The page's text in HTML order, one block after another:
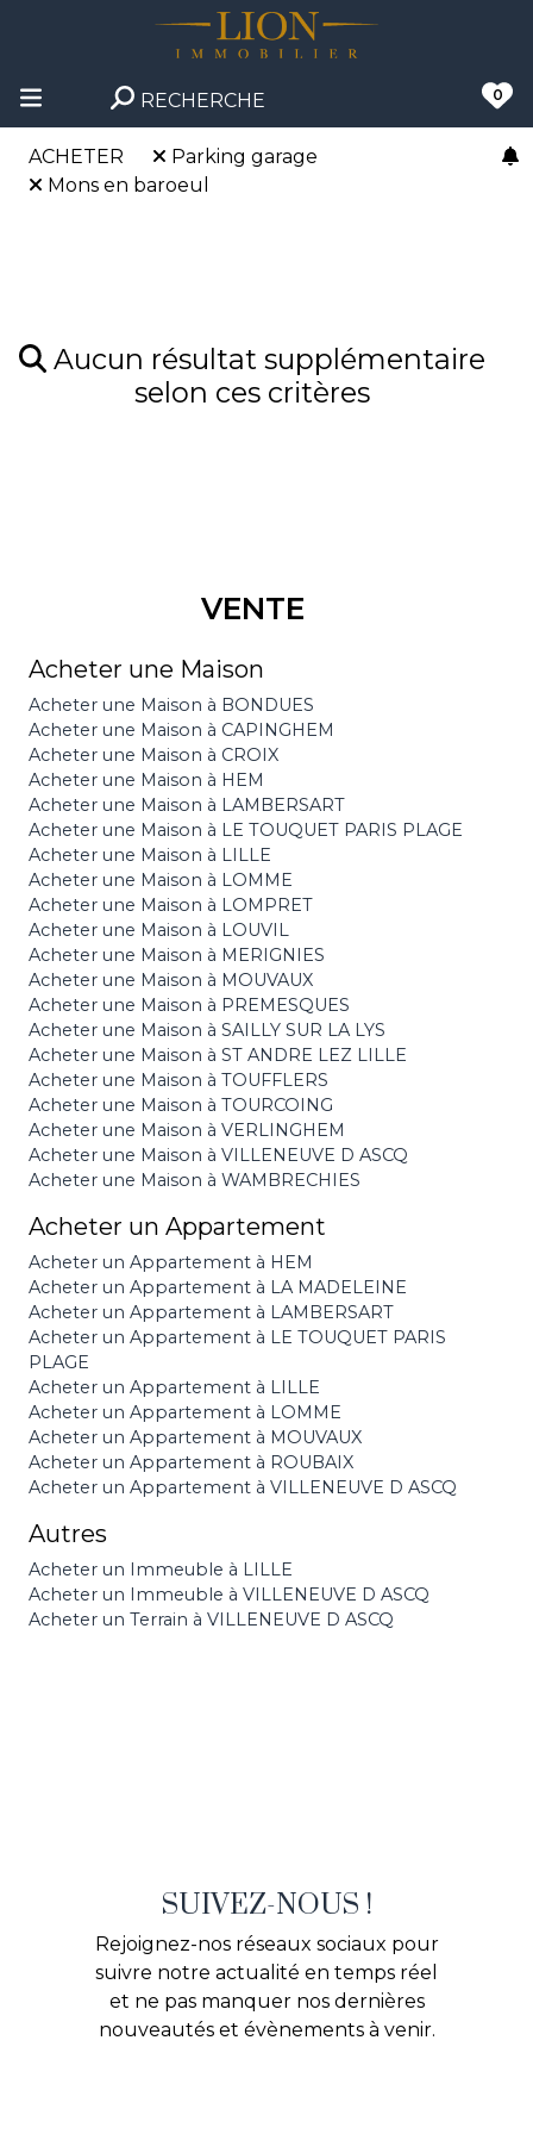
RECHERCHE 0
ACHETER
Parking garage
Mons en baroeul
Aucun résultat supplémentaire
selon ces critères
VENTE
Acheter une Maison
Acheter une Maison à BONDUES
Acheter une Maison à CAPINGHEM
Acheter une Maison à CROIX
Acheter une Maison à HEM
Acheter une Maison à LAMBERSART
Acheter une Maison à LE TOUQUET PARIS PLAGE
Acheter une Maison à LILLE
Acheter une Maison à LOMME
Acheter une Maison à LOMPRET
Acheter une Maison à LOUVIL
Acheter une Maison à MERIGNIES
Acheter une Maison à MOUVAUX
Acheter une Maison à PREMESQUES
Acheter une Maison à SAILLY SUR LA LYS
Acheter une Maison à ST ANDRE LEZ LILLE
Acheter une Maison à TOUFFLERS
Acheter une Maison à TOURCOING
Acheter une Maison à VERLINGHEM
Acheter une Maison à VILLENEUVE D ASCQ
Acheter une Maison à WAMBRECHIES
Acheter un Appartement
Acheter un Appartement à HEM
Acheter un Appartement à LA MADELEINE
Acheter un Appartement à LAMBERSART
Acheter un Appartement à LE TOUQUET PARIS
PLAGE
Acheter un Appartement à LILLE
Acheter un Appartement à LOMME
Acheter un Appartement à MOUVAUX
Acheter un Appartement à ROUBAIX
Acheter un Appartement à VILLENEUVE D ASCQ
Autres
Acheter un Immeuble à LILLE
Acheter un Immeuble à VILLENEUVE D ASCQ
Acheter un Terrain à VILLENEUVE D ASCQ
SUIVEZ-NOUS !
Rejoignez-nos réseaux sociaux pour
suivre notre actualité en temps réel
et ne pas manquer nos dernières
nouveautés et évènements à venir.